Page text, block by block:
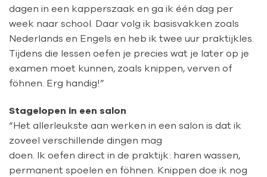
dagen in een kapperszaak en ga ik één dag per
week naar school. Daar volg ik basisvakken zoals
Nederlands en Engels en heb ik twee uur praktijkles.
Tijdens die lessen oefen je precies wat je later op je
examen moet kunnen, zoals knippen, verven of
föhnen. Erg handig!”
Stagelopen in een salon
“Het allerleukste aan werken in een salon is dat ik
zoveel verschillende dingen mag
doen. Ik oefen direct in de praktijk: haren wassen,
permanent spoelen en föhnen. Knippen doe ik nog